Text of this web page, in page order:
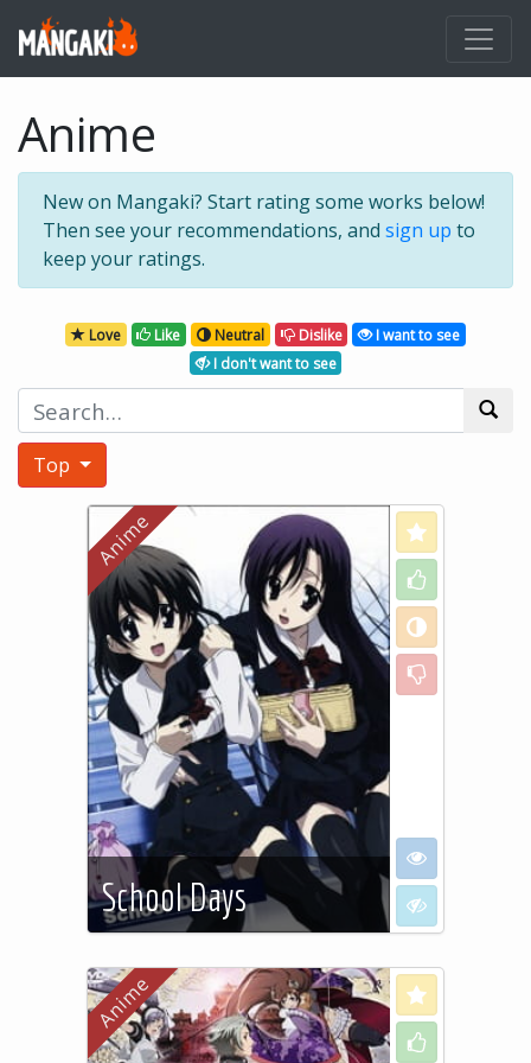
Anime
New on Mangaki? Start rating some works below!
Then see your recommendations, and sign up to
keep your ratings.
Love Like Neutral Dislike
I want to see
I don't want to see
Top
School Days
Kotonoha. Il la voit chaque
jour dans le train qui les mène
à l'école, seulement, il n'a pas
Love
Like
Neutral
Dislike
I want to see
I don't want to
Love
Like